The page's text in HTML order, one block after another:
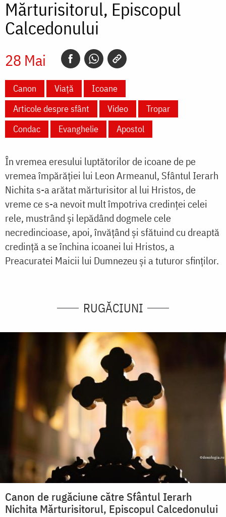
Mărturisitorul, Episcopul
Calcedonului
28 Mai
Canon Viață
Icoane
Articole despre sfânt
Video
Tropar
Condac
Evanghelie Apostol
În vremea eresului luptătorilor de icoane de pe
vremea împărăției lui Leon Armeanul, Sfântul Ierarh
Nichita s-a arătat mărturisitor al lui Hristos, de
vreme ce s-a nevoit mult împotriva credinței celei
rele, mustrând și lepădând dogmele cele
necredincioase, apoi, învățând și sfătuind cu dreaptă
credință a se închina icoanei lui Hristos, a
Preacuratei Maicii lui Dumnezeu și a tuturor sfinților.
RUGĂCIUNI
Canon de rugăciune către Sfântul Ierarh
Nichita Mărturisitorul, Episcopul Calcedonului